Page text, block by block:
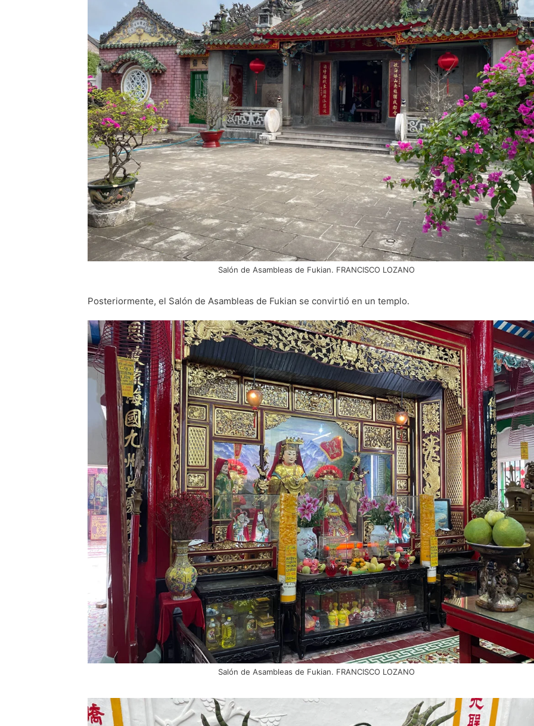
Salón de Asambleas de Fukian. FRANCISCO LOZANO
Posteriormente, el Salón de Asambleas de Fukian se convirtió en un templo.
Salón de Asambleas de Fukian. FRANCISCO LOZANO